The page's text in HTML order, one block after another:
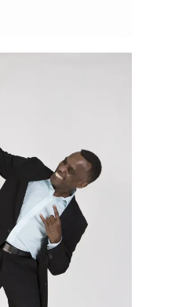
que c’est pour ne
les départs des
n’a pas avisé les
tout en sachant que
sont illégales en Haïti.
plus de 12 mois entre
à Raphael Mutiku et
drame est qu’en tentant
d’OXFAM-UK
leurs rangs pendant près
Roland Van
sa retraite en Belgique.